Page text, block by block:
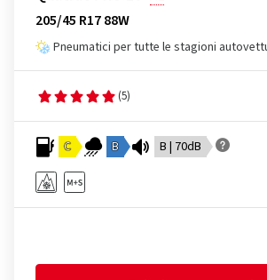
205/45 R17 88W
Pneumatici per tutte le stagioni
(5)
C B B | 70dB